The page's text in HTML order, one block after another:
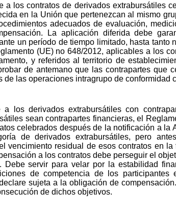
a los contratos de derivados extrabursátiles
en la Unión que pertenezcan al mismo
adecuados de evaluación,
La aplicación diferida debe
un período de tiempo limitado, hasta
(UE) no 648/2012, aplicables a los
y referidos al territorio de
de antemano que las contrapartes que
de las operaciones intragrupo de conformidad
a los derivados extrabursátiles con
sean contrapartes financieras, el
celebrados después de la notificación a
de derivados extrabursátiles, pero
vencimiento residual de esos contratos en
a los contratos debe perseguir el
Debe servir para velar por la estabilidad
de competencia de los
sujeta a la obligación de
de dichos objetivos.